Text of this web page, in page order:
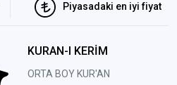
Piyasadaki en iyi fiyat
KURAN-I KERİM
ORTA BOY KUR'AN